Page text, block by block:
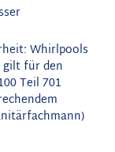
Whirlpools
gilt für den
Teil 701